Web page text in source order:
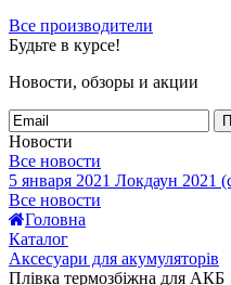
Все производители
Будьте в курсе!
Новости, обзоры и акции
Новости
Все новости
5 января 2021 Локдаун 2021
Все новости
Головна
Каталог
Аксесуари для акумуляторів
Плівка термозбіжна для АКБ